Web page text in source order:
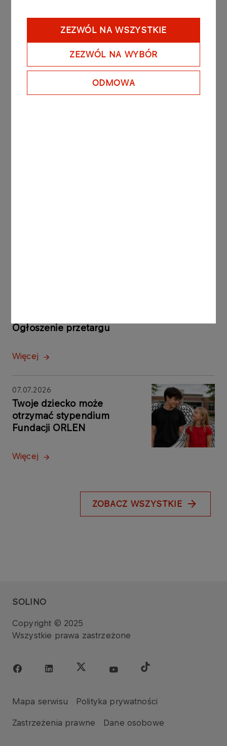
ZEZWÓL NA WSZYSTKIE
ZEZWÓL NA WYBÓR
ODMOWA
Ogłoszenie przetargu
Więcej
07.07.2026
Twoje dziecko może
otrzymać stypendium
Fundacji ORLEN
Więcej
ZOBACZ WSZYSTKIE
SOLINO
Copyright © 2025
Wszystkie prawa zastrzeżone
Mapa serwisu Polityka prywatności
Zastrzeżenia prawne Dane osobowe